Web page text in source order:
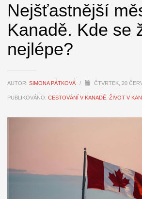
Nejšťastnější
Kanadě. Kde se
nejlépe?
AUTOR: SIMONA PÁTKOVÁ / ČTVRTEK, 20
PUBLIKOVÁNO: CESTOVÁNÍ V KANADĚ ŽIVOT V